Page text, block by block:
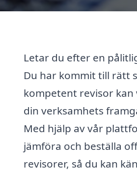
Letar du efter en
Du har kommit till rätt
kompetent revisor
din verksamhets
Med hjälp av vår
jämföra och beställa
revisorer, så du kan